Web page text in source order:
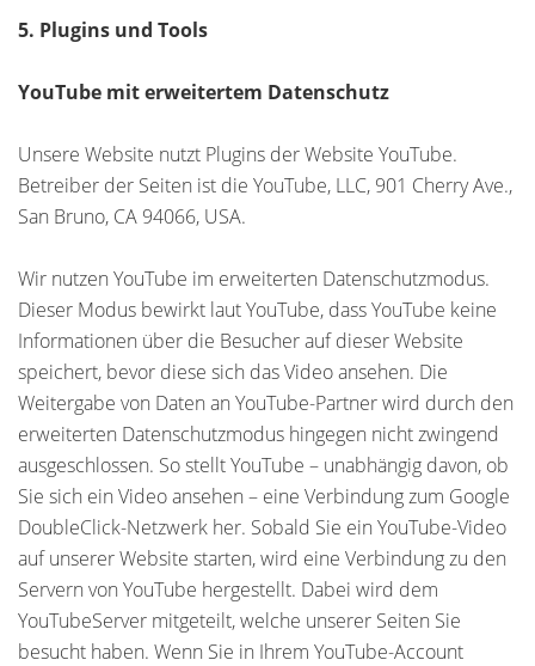
5. Plugins und Tools
YouTube mit erweitertem Datenschutz
Unsere Website nutzt Plugins der Website YouTube.
Betreiber der Seiten ist die YouTube, LLC, 901 Cherry Ave.,
San Bruno, CA 94066, USA.
Wir nutzen YouTube im erweiterten Datenschutzmodus.
Dieser Modus bewirkt laut YouTube, dass YouTube keine
Informationen über die Besucher auf dieser Website
speichert, bevor diese sich das Video ansehen. Die
Weitergabe von Daten an YouTube-Partner wird durch den
erweiterten Datenschutzmodus hingegen nicht zwingend
ausgeschlossen. So stellt YouTube – unabhängig davon, ob
Sie sich ein Video ansehen – eine Verbindung zum Google
DoubleClick-Netzwerk her. Sobald Sie ein YouTube-Video
auf unserer Website starten, wird eine Verbindung zu den
Servern von YouTube hergestellt. Dabei wird dem
YouTubeServer mitgeteilt, welche unserer Seiten Sie
besucht haben. Wenn Sie in Ihrem YouTube-Account